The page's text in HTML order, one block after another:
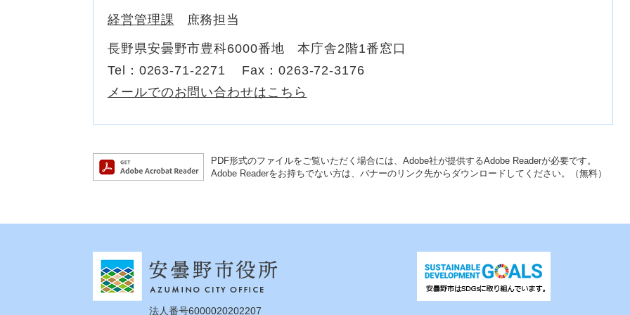
経営管理課 庶務担当
長野県安曇野市豊科6000番地 本庁舎2階1番窓口
Tel：0263-71-2271
Fax：0263-72-3176
メールでのお問い合わせはこちら
PDF形式のファイルをご覧いただく場合には、Adobe社が提供するAdobe Readerが必要です。
Adobe Readerをお持ちでない方は、バナーのリンク先からダウンロードしてください。（無料）
法人番号6000020202207